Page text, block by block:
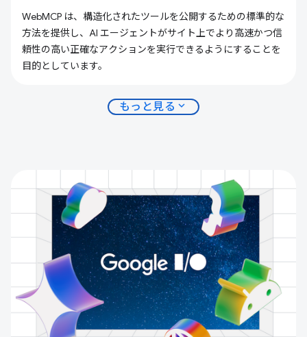
WebMCP は、構造化されたツールを公開するための標準的な
方法を提供し、AI エージェントがサイト上でより高速かつ信
頼性の高い正確なアクションを実行できるようにすることを
目的としています。
もっと見る expand_more